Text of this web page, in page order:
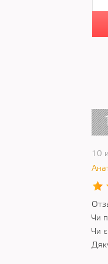
10
Чи
Чи є